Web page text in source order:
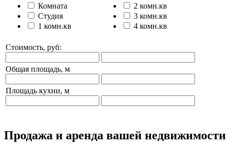
Комната
Студия
1 комн.кв
2 комн.кв
3 комн.кв
4 комн.кв
Стоимость, руб:
Общая площадь, м
Площадь кухни, м
Продажа и аренда вашей недвижимости